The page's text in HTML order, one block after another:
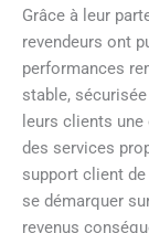
Grâce à leur
revendeurs ont
performances
stable,
leurs clients
des services
support client
se démarquer
revenus